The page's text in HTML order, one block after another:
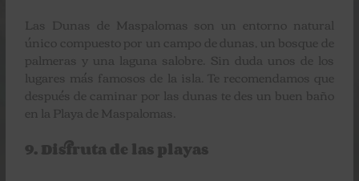
Las Dunas de Maspalomas son un entorno natural
único compuesto por un campo de dunas, un bosque de
palmeras y una laguna salobre. Sin duda unos de los
lugares más famosos de la isla. Te recomendamos que
después de caminar por las dunas te des un buen baño
en la Playa de Maspalomas.
9. Disfruta de las playas